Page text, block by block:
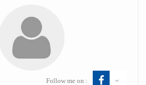
Follow me on :